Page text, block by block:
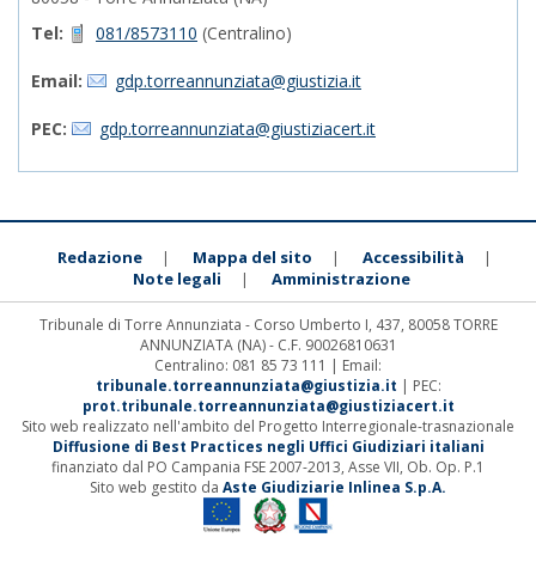
Tel:
081/8573110 (Centralino)
Email: gdp.torreannunziata@giustizia.it
PEC: gdp.torreannunziata@giustiziacert.it
Redazione | Mappa del sito | Accessibilità |
Note legali | Amministrazione
Tribunale di Torre Annunziata - Corso Umberto I, 437, 80058 TORRE
ANNUNZIATA (NA) - C.F. 90026810631
Centralino: 081 85 73 111 | Email:
tribunale.torreannunziata@giustizia.it | PEC:
prot.tribunale.torreannunziata@giustiziacert.it
Sito web realizzato nell'ambito del Progetto Interregionale-trasnazionale
Diffusione di Best Practices negli Uffici Giudiziari italiani
finanziato dal PO Campania FSE 2007-2013, Asse VII, Ob. Op. P.1
Sito web gestito da Aste Giudiziarie Inlinea S.p.A.